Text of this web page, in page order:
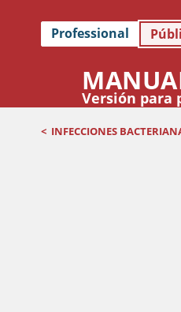
Professional
Versión para
< INFECCIONES